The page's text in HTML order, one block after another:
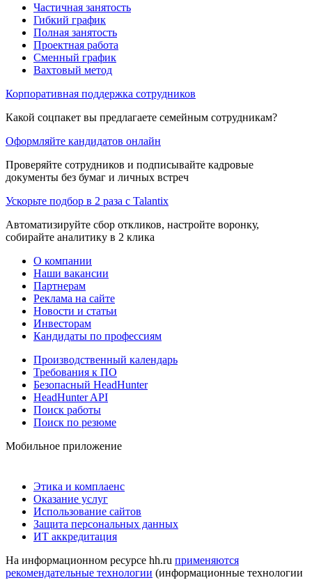
Частичная занятость
Гибкий график
Полная занятость
Проектная работа
Сменный график
Вахтовый метод
Корпоративная поддержка сотрудников
Какой соцпакет вы предлагаете семейным сотрудникам?
Оформляйте кандидатов онлайн
Проверяйте сотрудников и подписывайте кадровые
документы без бумаг и личных встреч
Ускорьте подбор в 2 раза с Talantix
Автоматизируйте сбор откликов, настройте воронку,
собирайте аналитику в 2 клика
О компании
Наши вакансии
Партнерам
Реклама на сайте
Новости и статьи
Инвесторам
Кандидаты по профессиям
Производственный календарь
Требования к ПО
Безопасный HeadHunter
HeadHunter API
Поиск работы
Поиск по резюме
Мобильное приложение
Этика и комплаенс
Оказание услуг
Использование сайтов
Защита персональных данных
ИТ аккредитация
На информационном ресурсе hh.ru применяются
рекомендательные технологии (информационные технологии